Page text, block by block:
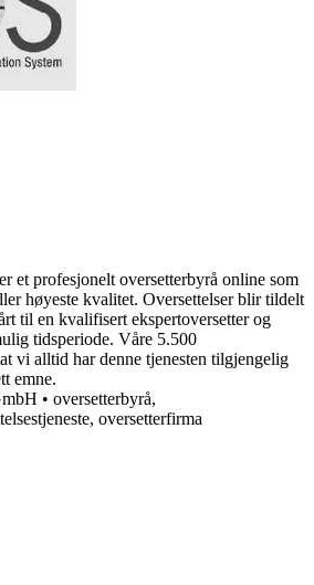
er et profesjonelt oversetterbyrå online som
høyeste kvalitet. Oversettelser blir tildelt
til en kvalifisert ekspertoversetter og
tidsperiode. Våre 5.500
vi alltid har denne tjenesten tilgjengelig
emne.
• oversetterbyrå,
oversetterfirma